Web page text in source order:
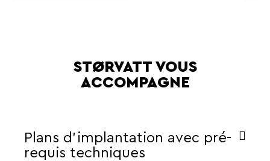
STØRVATT VOUS
ACCOMPAGNE
Plans d'implantation avec pré-
requis techniques